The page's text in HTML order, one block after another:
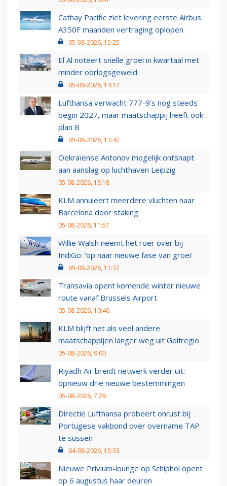
Cathay Pacific ziet levering eerste Airbus
A350F maanden vertraging oplopen
05-08-2026, 15:25
El Al noteert snelle groei in kwartaal met
minder oorlogsgeweld
05-08-2026, 14:17
Lufthansa verwacht 777-9’s nog steeds
begin 2027, maar maatschappij heeft ook
plan B
05-08-2026, 13:42
Oekraïense Antonov mogelijk ontsnapt
aan aanslag op luchthaven Leipzig
05-08-2026, 13:18
KLM annuleert meerdere vluchten naar
Barcelona door staking
05-08-2026, 11:57
Willie Walsh neemt het roer over bij
IndiGo: 'op naar nieuwe fase van groei'
05-08-2026, 11:37
Transavia opent komende winter nieuwe
route vanaf Brussels Airport
05-08-2026, 10:46
KLM blijft net als veel andere
maatschappijen langer weg uit Golfregio
05-08-2026, 9:00
Riyadh Air breidt netwerk verder uit:
opnieuw drie nieuwe bestemmingen
05-08-2026, 7:29
Directie Lufthansa probeert onrust bij
Portugese vakbond over overname TAP
te sussen
04-08-2026, 15:33
Nieuwe Privium-lounge op Schiphol opent
op 6 augustus haar deuren